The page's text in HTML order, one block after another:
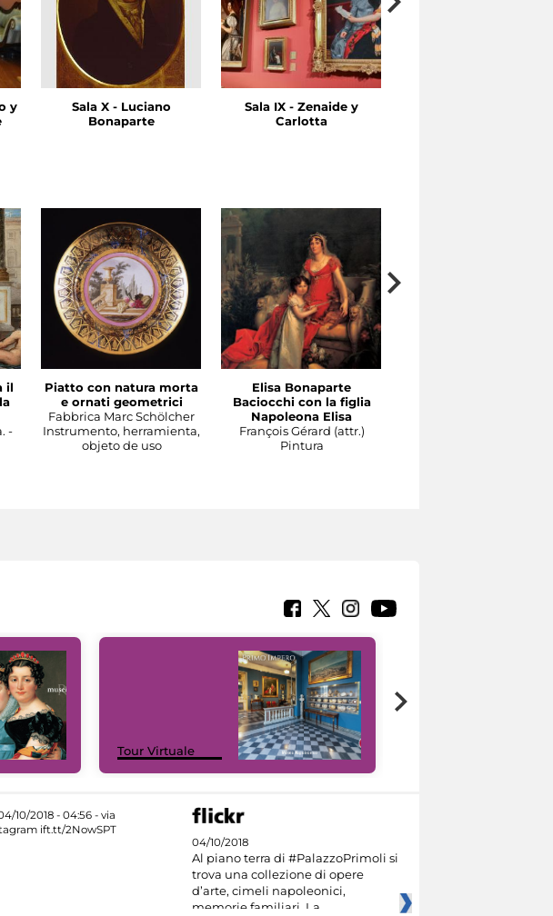
y
Sala X - Luciano
Bonaparte
Sala IX - Zenaide y
Carlotta
il
-
Piatto con natura morta
e ornati geometrici
Fabbrica Marc Schölcher
Instrumento, herramienta,
objeto de uso
Elisa Bonaparte
Baciocchi con la figlia
Napoleona Elisa
François Gérard (attr.)
Pintura
Tour Virtuale
04/10/2018
Al piano terra di #PalazzoPrimoli si
trova una collezione di opere
d’arte, cimeli napoleonici,
memorie familiari. La